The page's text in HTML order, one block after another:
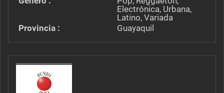
Electrónica, Urbana,
Latino, Variada
Provincia :
Guayaquil